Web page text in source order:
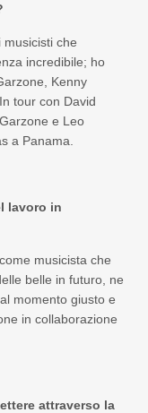
musicisti che
incredibile; ho
Kenny
tour con David
e Leo
a Panama.
lavoro in
musicista che
belle in futuro, ne
momento giusto e
in collaborazione
attraverso la